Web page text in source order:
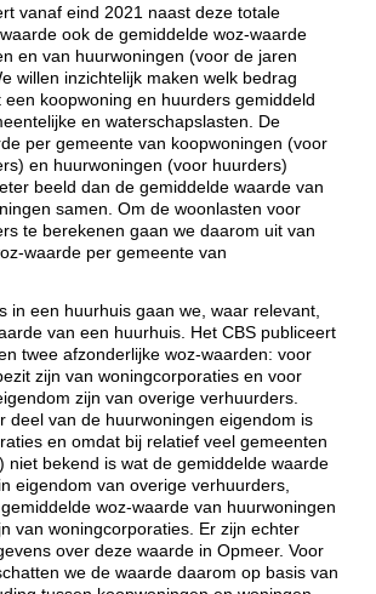
vanaf eind 2021 naast deze totale
ook de gemiddelde woz-waarde
en van huurwoningen (voor de jaren
willen inzichtelijk maken welk bedrag
een koopwoning en huurders gemiddeld
en waterschapslasten. De
per gemeente van koopwoningen (voor
en huurwoningen (voor huurders)
beeld dan de gemiddelde waarde van
samen. Om de woonlasten voor
te berekenen gaan we daarom uit van
waarde per gemeente van
in een huurhuis gaan we, waar relevant,
van een huurhuis. Het CBS publiceert
twee afzonderlijke woz-waarden: voor
zijn van woningcorporaties en voor
zijn van overige verhuurders.
deel van de huurwoningen eigendom is
en omdat bij relatief veel gemeenten
niet bekend is wat de gemiddelde waarde
eigendom van overige verhuurders,
woz-waarde van huurwoningen
van woningcorporaties. Er zijn echter
over deze waarde in Opmeer. Voor
we de waarde daarom op basis van